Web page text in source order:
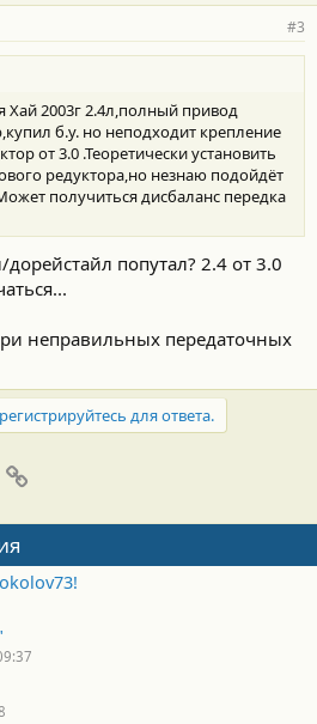
#3
Хай 2003г 2.4л,полный привод
б.у. но неподходит крепление
от 3.0 .Теоретически установить
редуктора,но незнаю подойдёт
получиться дисбаланс передка
попутал? 2.4 от 3.0
неправильных передаточных
для ответа.
почта